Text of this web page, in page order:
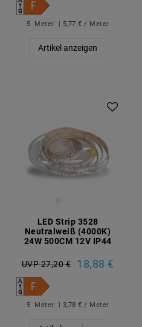
5 Meter | 5,77 € / Meter
Artikel anzeigen
LED Strip 3528
Neutralweiß (4000K)
24W 500CM 12V IP44
UVP 27,20 € 18,88 €
5 Meter | 3,78 € / Meter